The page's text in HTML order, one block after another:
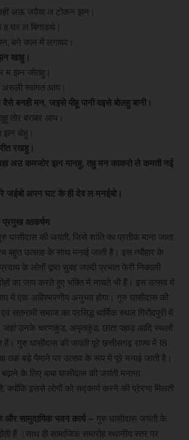
अऊ जवैया ल टोकन झन।
घर ल बिगाडथे।
बने काम में लगावव।
खाहु।
म झन जोतहु।
स्वागत आय।
बनही मन, जइसे पीहू पानी वइसे बोलहु बानी।
तोर बराबर आय।
बोहु।
रखहु।
अउ कमजोर झन मानहु, तहु मन काकरो ले कमती नई
जईबो अपन घट के ही देव ल मनईबो।
प्रमुख आकर्षण
घासीदास की जयंती, जिसे शांति का प्रतीक माना जाता
बहुत उत्साह के साथ मनाई जाती है। इस त्यौहार के
के लोगों द्वारा सुबह जल्दी प्रभात फेरी निकाली
का जाप करते हुए भक्ति में नाचते भी हैं। इस उत्सव में
में एक अविस्मरणीय अनुभव होगा। गुरु घासीदास की
सतनामी समाज का प्रसिद्ध धार्मिक स्थल गिरौदपुरी में
जहां उनके चरणकुंड, अमृतकुंड, छाता पहाड़ आदि स्थलों
गुरु घासीदास की जयंती पूरे छत्तीसगढ़ राज्य में 18
तक बड़े पैमाने पर उत्सव के रूप में पूरे मनाई जाती है।
बढ़ाने के लिए बाबा घासीदास की जयंती मनाना
क्योंकि इससे लोगों को सद्कार्य करने की प्रेरणा मिलती
और सामुदायिक भवन कार्य – गुरु घासीदास जयंती के
हैं ।साथ ही सामाजिक समारोह स्थानीय स्तर पर